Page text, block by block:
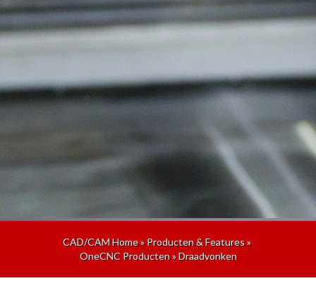
CAD/CAM Home» Producten & Features»
OneCNC Producten»Draadvonken